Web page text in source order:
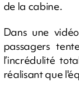
de la cabine.
Dans une
passagers
l’incrédulité
réalisant que